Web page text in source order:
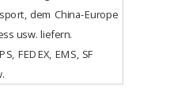
dem China-Europe
usw. liefern.
FEDEX, EMS, SF